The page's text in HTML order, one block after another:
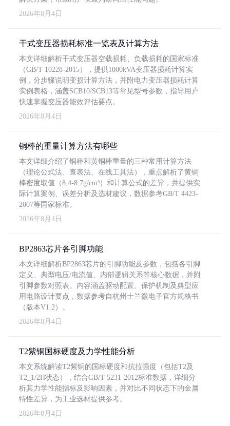
2026年8月4日
干式变压器损耗标准一览表及计算方法
本文详细解析干式变压器空载损耗、负载损耗的国家标准
（GB/T 10228-2015），提供1000kVA变压器损耗计算实
例，分步骤说明变损计算方法，并附电力变压器损耗计算
实例表格，涵盖SCB10/SCB13等常见型号参数，指导用户
快速掌握变压器能效评估要点。
2026年8月4日
铜棒的重量计算方法有哪些
本文详细介绍了铜棒和黄铜棒重量的三种常用计算方法
（理论公式法、查表法、在线工具法），重点解析了黄铜
棒密度取值（8.4-8.7g/cm³）和计算公式的差异，并提供实
际计算案例、误差分析及选材建议，数据参考GB/T 4423-
2007等国家标准。
2026年8月4日
BP2863芯片各引脚功能
本文详细解析BP2863芯片的引脚功能及参数，包括各引脚
定义、典型电压/电流值、内部逻辑关系等核心数据，并附
引脚参数对照表。内容涵盖驱动配置、保护机制及典型应
用电路设计要点，数据参考自杭州士兰微电子官方规格书
（版本V1.2）。
2026年8月4日
T2紫铜国标硬度及力学性能分析
本文系统解读T2紫铜的国标硬度和抗拉强度（包括T2及
T2_1/2H状态），结合GB/T 5231-2012标准数据，详细分
析其力学性能指标及影响因素，并对比不同状态下的金属
特性差异，为工业选材提供参考。
2026年8月4日